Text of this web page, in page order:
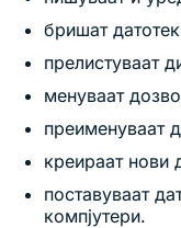
бришат
прелистуваат
менуваат
преименуваат
креираат нови
поставуваат
компјутери.